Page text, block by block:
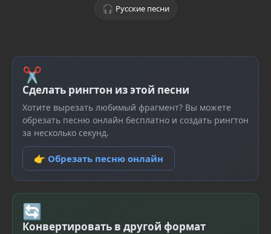
🎧 Русские песни
✂
Сделать рингтон из этой песни
Хотите вырезать любимый фрагмент? Вы можете
обрезать песню онлайн бесплатно и создать рингтон
за несколько секунд.
👉 Обрезать песню онлайн
🔄
Конвертировать в другой формат